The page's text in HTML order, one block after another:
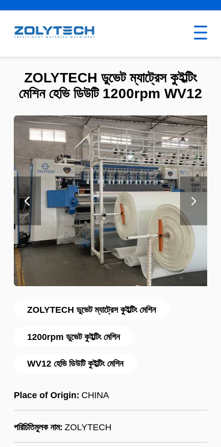
ZOLYTECH ডুভেট ম্যাট্রেস কুইল্টিং মেশিন
1200rpm ডুভেট কুইল্টিং মেশিন
WV12 হেভি ডিউটি ​​কুইল্টিং মেশিন
Place of Origin: CHINA
পরিচিতিমুলক নাম: ZOLYTECH
ZOLYTECH ডুভেট ম্যাট্রেস কুইল্টিং
মেশিন হেভি ডিউটি ​​1200rpm WV12